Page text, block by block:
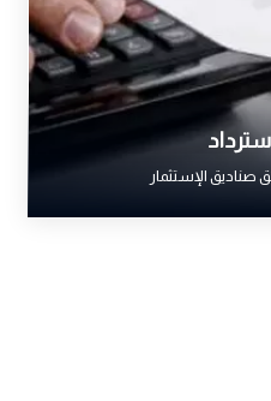
صناديق الإستثمار